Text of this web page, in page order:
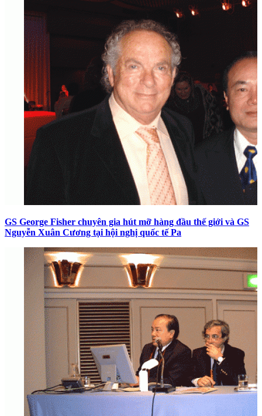
GS George Fisher chuyên gia hút mỡ hàng đầu thế giới và GS
Nguyễn Xuân Cương tại hội nghị quốc tế Pa